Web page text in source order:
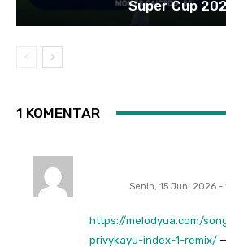
Super Cup
1 KOMENTAR
Senin, 15 Juni 2026 -
https://melodyua.com/
privykayu-index-1-remix/